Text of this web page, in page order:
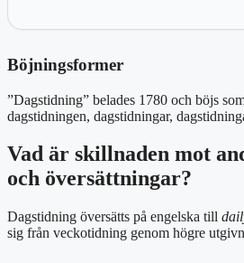
Böjningsformer
”Dagstidning” belades 1780 och böjs
dagstidningen, dagstidningar,
Vad är skillnaden mot
och översättningar?
Dagstidning översätts på engelska till
sig från veckotidning genom högre